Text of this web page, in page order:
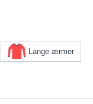
Lange ærmer